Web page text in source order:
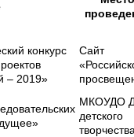
конкурс
– 2019»
Сайт
МКОУДО
детского